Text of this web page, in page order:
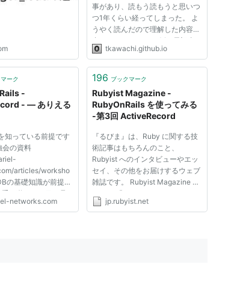
事があり、読もう読もうと思いつ
つ1年くらい経ってしまった。 よ
うやく読んだので理解した内容を
書いておく。 コード例は元記事
のもの。 Rails で thin controller,
model がマジで激太りしてヤバく
tkawachi.github.io
ーク
-
- — ありえる
知っている前提です
会の資料
articles/worksho
の基礎知識が前提で
手を動かして目に見
を進めます Ruby on
networks.com
196 ブックマーク
Rubyist Magazine -
RubyOnRails を使ってみる
-第3回 ActiveRecord
『るびま』は、Ruby に関する技
術記事はもちろんのこと、
Rubyist へのインタビューやエッ
セイ、その他をお届けするウェブ
雑誌です。 Rubyist Magazine に
ついて 『Rubyist Magazine』、
略して『るびま』は、日本 Ruby
jp.rubyist.net